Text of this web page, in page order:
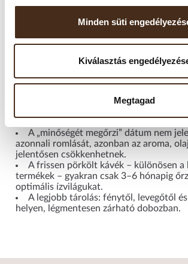
Minden süti
Kiválasztás
Megtagad
A kávét hűvös, száraz, fénytől védett
zárható tárolóban ajánlott tartani.
a szemes kávé gyorsan veszít aromájából.
ajánlott, mivel a nedvesség károsíthatja az
ne tárolja hűtőszekrényben sem.
A „minőségét megőrzi” dátum nem
azonnali romlását, azonban az aroma,
jelentősen csökkenhetnek.
A frissen pörkölt kávék – különösen a
termékek – gyakran csak 3–6 hónapig
optimális ízvilágukat.
A legjobb tárolás: fénytől, levegőtől
helyen, légmentesen zárható dobozban.